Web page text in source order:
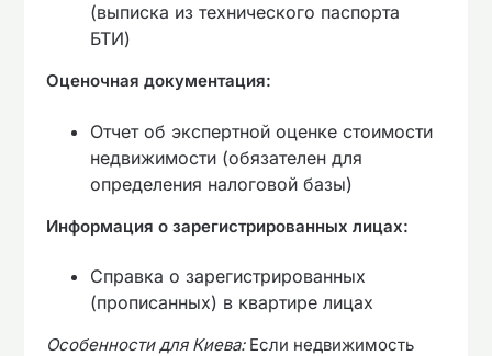
(выписка из технического паспорта
БТИ)
Оценочная документация:
Отчет об экспертной оценке стоимости
недвижимости (обязателен для
определения налоговой базы)
Информация о зарегистрированных лицах:
Справка о зарегистрированных
(прописанных) в квартире лицах
Особенности для Киева:Если недвижимость